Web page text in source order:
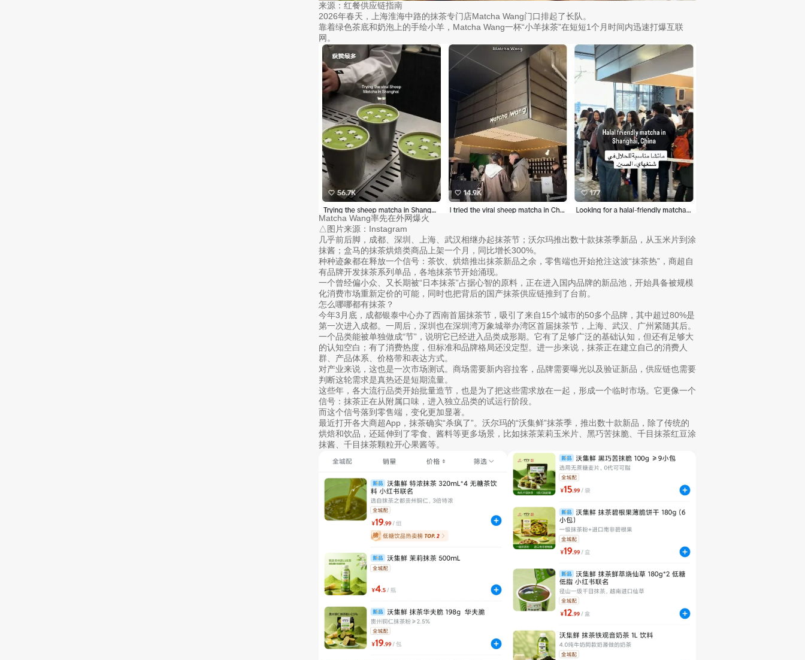
来源：红餐供应链指南
2026年春天，上海淮海中路的抹茶专门店Matcha Wang门口排起了长队。
靠着绿色茶底和奶泡上的手绘小羊，Matcha Wang一杯“小羊抹茶”在短短1个月时间内迅速打爆互联
网。
Matcha Wang率先在外网爆火
△图片来源：Instagram
几乎前后脚，成都、深圳、上海、武汉相继办起抹茶节；沃尔玛推出数十款抹茶季新品，从玉米片到涂
抹酱；盒马的抹茶烘焙类商品上架一个月，同比增长300%。
种种迹象都在释放一个信号：茶饮、烘焙推出抹茶新品之余，零售端也开始抢注这波“抹茶热”，商超自
有品牌开发抹茶系列单品，各地抹茶节开始涌现。
一个曾经偏小众、又长期被“日本抹茶”占据心智的原料，正在进入国内品牌的新品池，开始具备被规模
化消费市场重新定价的可能，同时也把背后的国产抹茶供应链推到了台前。
怎么哪哪都有抹茶？
今年3月底，成都银泰中心办了西南首届抹茶节，吸引了来自15个城市的50多个品牌，其中超过80%是
第一次进入成都。一周后，深圳也在深圳湾万象城举办湾区首届抹茶节，上海、武汉、广州紧随其后。
一个品类能被单独做成“节”，说明它已经进入品类成形期。它有了足够广泛的基础认知，但还有足够大
的认知空白；有了消费热度，但标准和品牌格局还没定型。进一步来说，抹茶正在建立自己的消费人
群、产品体系、价格带和表达方式。
对产业来说，这也是一次市场测试。商场需要新内容拉客，品牌需要曝光以及验证新品，供应链也需要
判断这轮需求是真热还是短期流量。
这些年，各大流行品类开始批量造节，也是为了把这些需求放在一起，形成一个临时市场。它更像一个
信号：抹茶正在从附属口味，进入独立品类的试运行阶段。
而这个信号落到零售端，变化更加显著。
最近打开各大商超App，抹茶确实“杀疯了”。沃尔玛的“沃集鲜”抹茶季，推出数十款新品，除了传统的
烘焙和饮品，还延伸到了零食、酱料等更多场景，比如抹茶茉莉玉米片、黑巧苦抹脆、千目抹茶红豆涂
抹酱、千目抹茶颗粒开心果酱等。